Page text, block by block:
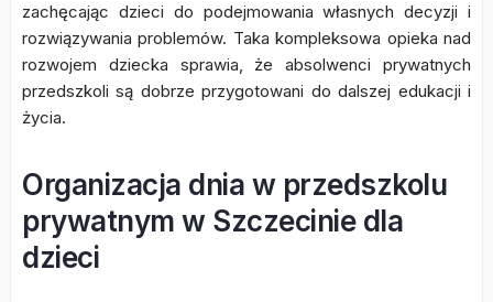
zachęcając dzieci do podejmowania własnych decyzji i
rozwiązywania problemów. Taka kompleksowa opieka nad
rozwojem dziecka sprawia, że absolwenci prywatnych
przedszkoli są dobrze przygotowani do dalszej edukacji i
życia.
Organizacja dnia w przedszkolu
prywatnym w Szczecinie dla
dzieci